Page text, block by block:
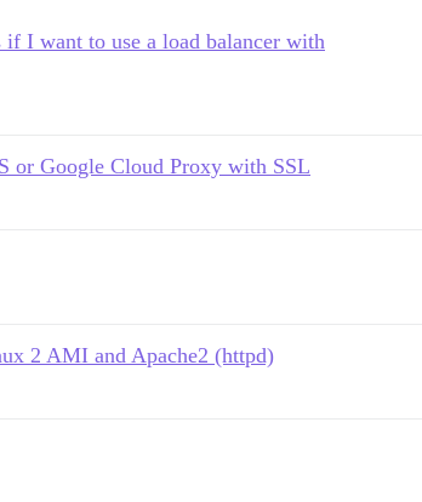
I want to use a load balancer with
or Google Cloud Proxy with SSL
2 AMI and Apache2 (httpd)